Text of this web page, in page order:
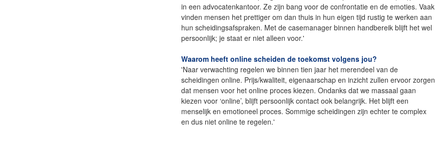
in een advocatenkantoor. Ze zijn bang voor de confrontatie en de emoties. Vaak
vinden mensen het prettiger om dan thuis in hun eigen tijd rustig te werken aan
hun scheidingsafspraken. Met de casemanager binnen handbereik blijft het wel
persoonlijk; je staat er niet alleen voor.'
Waarom heeft online scheiden de toekomst volgens jou?
'Naar verwachting regelen we binnen tien jaar het merendeel van de
scheidingen online. Prijs/kwaliteit, eigenaarschap en inzicht zullen ervoor zorgen
dat mensen voor het online proces kiezen. Ondanks dat we massaal gaan
kiezen voor ‘online’, blijft persoonlijk contact ook belangrijk. Het blijft een
menselijk en emotioneel proces. Sommige scheidingen zijn echter te complex
en dus niet online te regelen.'